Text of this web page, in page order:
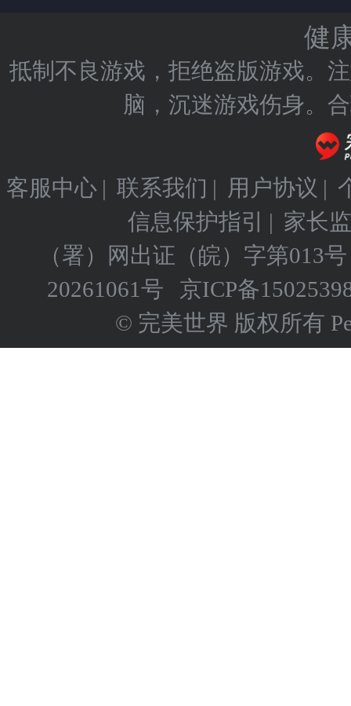
健
抵制不良游戏，拒绝盗版游戏。
脑，沉迷游戏伤身。
客服中心 | 联系我们 | 用户协议 |
信息保护指引
| 家长
（署）网出证（皖）字第013号
20261061号
京ICP备
© 完美世界 版权所有